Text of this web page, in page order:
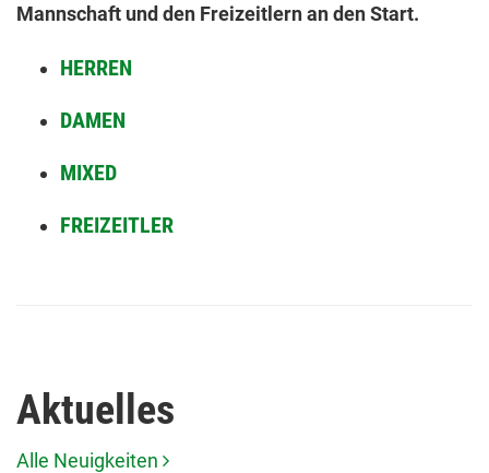
Mannschaft und den Freizeitlern an den Start.
HERREN
DAMEN
MIXED
FREIZEITLER
Aktuelles
Alle Neuigkeiten